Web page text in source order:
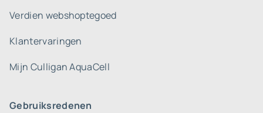
Verdien webshoptegoed
Klantervaringen
Mijn Culligan AquaCell
Gebruiksredenen